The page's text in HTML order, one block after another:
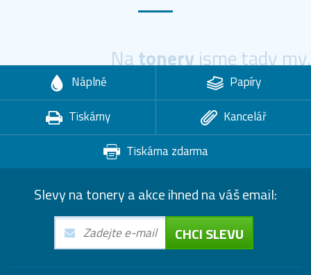
Natoneryjsme tady my.
Náplně
Papíry
Tiskárny
Kancelář
Tiskárna zdarma
Slevy na tonery a akce ihned na váš email:
CHCI SLEVU